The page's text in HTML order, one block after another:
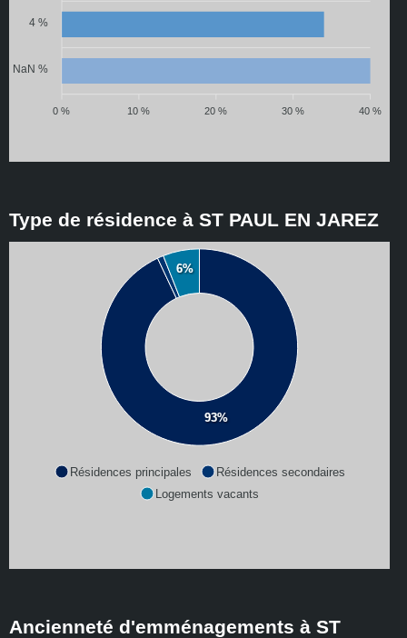
4 %
NaN %
40 %
30 %
20 %
10 %
0 %
Type de résidence à ST PAUL EN JAREZ
93%
6%
Résidences principales
Résidences secondaires
Logements vacants
Ancienneté d'emménagements à ST